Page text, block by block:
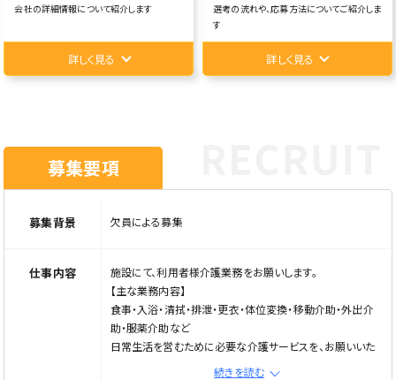
会社の詳細情報について紹介します
詳しく見る
選考の流れや、応募方法についてご紹介しま
す
詳しく見る
募集要項
募集背景 欠員による募集
仕事内容
施設にて、利用者様介護業務をお願いします。
【主な業務内容】
食事・入浴・清拭・排泄・更衣・体位変換・移動介助・外出介
助・服薬介助など
日常生活を営むために必要な介護サービスを、お願いいた
続きを読む